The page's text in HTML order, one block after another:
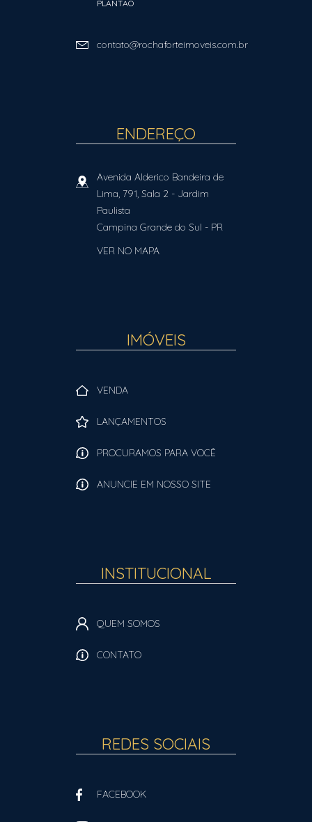
PLANTÃO
contato@rochaforteimoveis.com.br
ENDEREÇO
Avenida Alderico Bandeira de
Lima, 791, Sala 2 - Jardim
Paulista
Campina Grande do Sul - PR
VER NO MAPA
IMÓVEIS
VENDA
LANÇAMENTOS
PROCURAMOS PARA VOCÊ
ANUNCIE EM NOSSO SITE
INSTITUCIONAL
QUEM SOMOS
CONTATO
REDES SOCIAIS
FACEBOOK